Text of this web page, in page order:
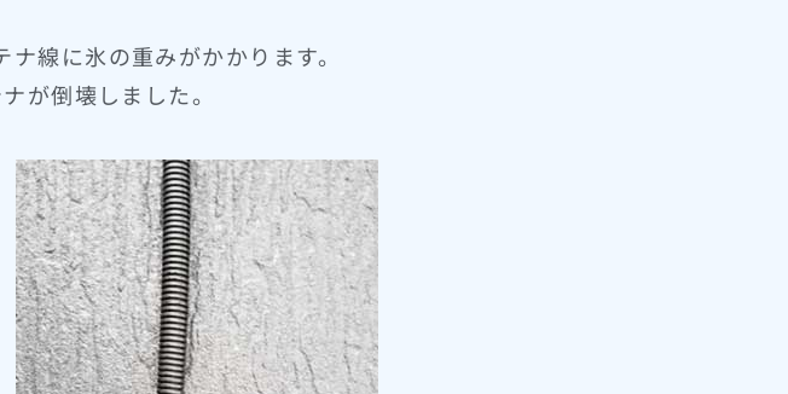
線に氷の重みがかかります。
が倒壊しました。